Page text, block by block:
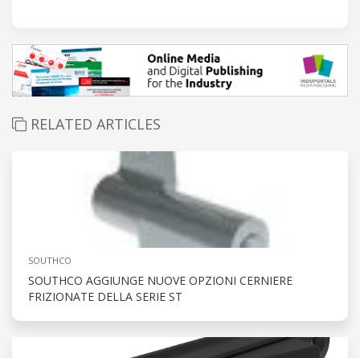
RELATED ARTICLES
SOUTHCO
SOUTHCO AGGIUNGE NUOVE OPZIONI CERNIERE
FRIZIONATE DELLA SERIE ST